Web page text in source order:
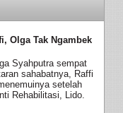
Olga Tak Ngambek
Syahputra sempat
sahabatnya, Raffi
setelah
Rehabilitasi, Lido.